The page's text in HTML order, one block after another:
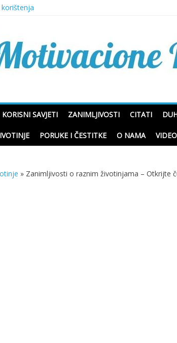
Priče
KORISNI SAVJETI ZANIMLJIVOSTI CITATI
PORUKE I ČESTITKE O NAMA
» Zanimljivosti o raznim životinjama – Otkrijte